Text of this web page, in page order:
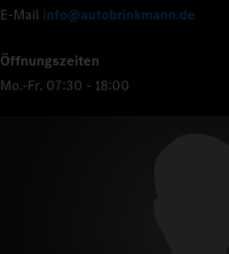
E-Mail info@autobrinkmann.de
Öffnungszeiten
Mo.-Fr. 07:30 - 18:00